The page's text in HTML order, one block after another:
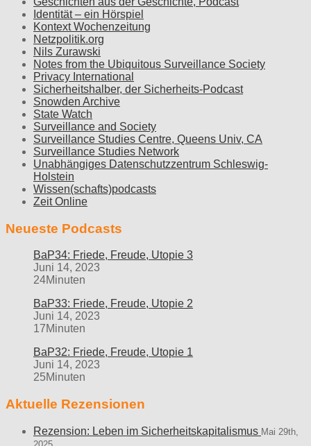
Identität – ein Hörspiel
Kontext Wochenzeitung
Netzpolitik.org
Nils Zurawski
Notes from the Ubiquitous Surveillance Society
Privacy International
Sicherheitshalber, der Sicherheits-Podcast
Snowden Archive
State Watch
Surveillance and Society
Surveillance Studies Centre, Queens Univ, CA
Surveillance Studies Network
Unabhängiges Datenschutzzentrum Schleswig-
Holstein
Wissen(schafts)podcasts
Zeit Online
Neueste Podcasts
BaP34: Friede, Freude, Utopie 3
Juni 14, 2023
24Minuten
BaP33: Friede, Freude, Utopie 2
Juni 14, 2023
17Minuten
BaP32: Friede, Freude, Utopie 1
Juni 14, 2023
25Minuten
Aktuelle Rezensionen
Rezension: Leben im Sicherheitskapitalismus Mai 29th,